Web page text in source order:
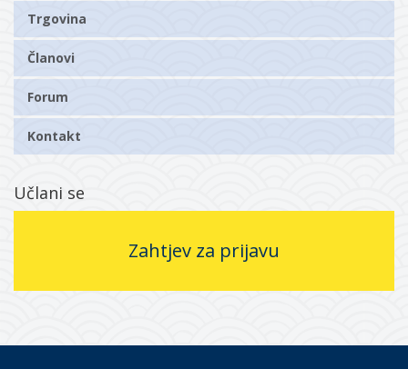
Trgovina
Članovi
Forum
Kontakt
Učlani se
Zahtjev za prijavu